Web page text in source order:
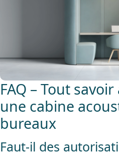
FAQ – Tout
une cabine
bureaux
Faut-il des